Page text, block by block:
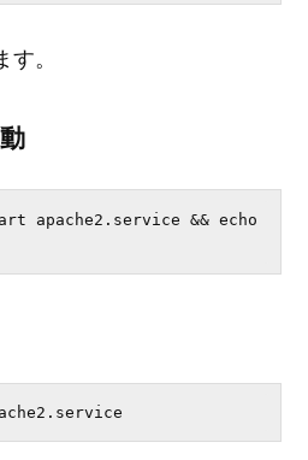
す。
apache2.service && echo